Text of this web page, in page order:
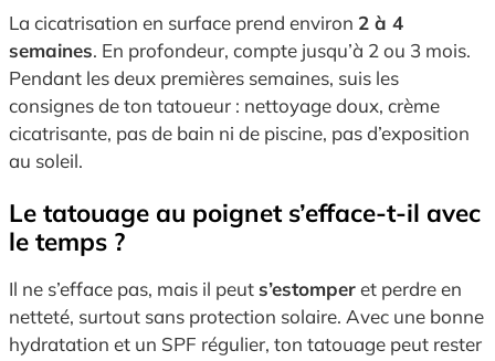
La cicatrisation en surface prend environ 2 à 4
semaines. En profondeur, compte jusqu’à 2 ou 3 mois.
Pendant les deux premières semaines, suis les
consignes de ton tatoueur : nettoyage doux, crème
cicatrisante, pas de bain ni de piscine, pas d’exposition
au soleil.
Le tatouage au poignet s’efface-t-il avec
le temps ?
Il ne s’efface pas, mais il peut s’estomperet perdre en
netteté, surtout sans protection solaire. Avec une bonne
hydratation et un SPF régulier, ton tatouage peut rester